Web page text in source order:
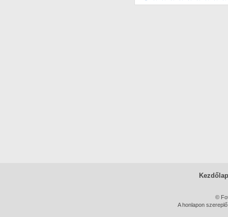
Kezdőlap
©
A honlapon